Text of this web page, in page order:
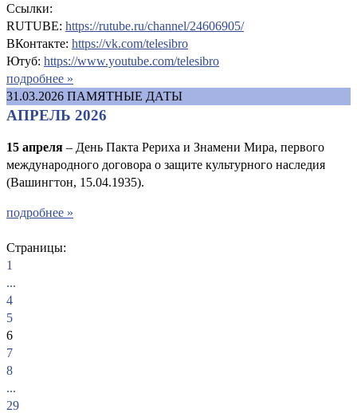
Ссылки:
RUTUBE: https://rutube.ru/channel/24606905/
ВКонтакте: https://vk.com/telesibro
Ютуб: https://www.youtube.com/telesibro
подробнее »
31.03.2026 ПАМЯТНЫЕ ДАТЫ
АПРЕЛЬ 2026
15 апреля – День Пакта Рериха и Знамени Мира, первого
международного договора о защите культурного наследия
(Вашингтон, 15.04.1935).
подробнее »
Страницы:
1
...
4
5
6
7
8
...
29